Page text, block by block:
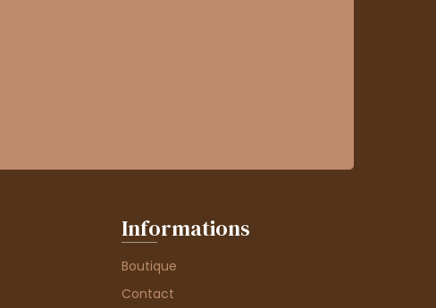
Informations
Boutique
Contact